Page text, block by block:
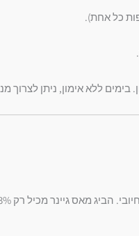
בימים ללא אימון, ניתן